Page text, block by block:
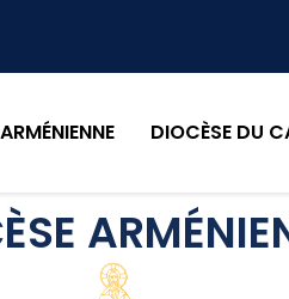
DIOCÈSE DU